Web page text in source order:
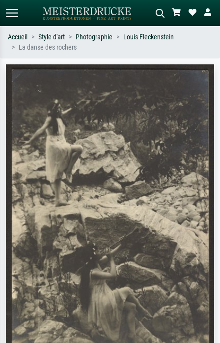
Recherchez par artiste, titre ou style –
impressionnisme, vague de Hokusai,
nu.
Décrivez la scène – ex. prairie verte,
abstrait avec beaucoup de rouge,
tableau sombre, nu debout près d'un
arbre.
Accueil Style d'art Photographie
Louis Fleckenstein
La danse des rochers